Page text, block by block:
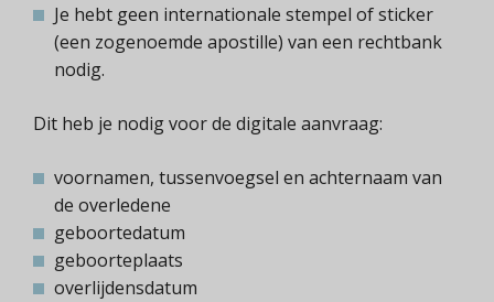
Je hebt geen internationale stempel of sticker
(een zogenoemde apostille) van een rechtbank
nodig.
Dit heb je nodig voor de digitale aanvraag:
voornamen, tussenvoegsel en achternaam van
de overledene
geboortedatum
geboorteplaats
overlijdensdatum